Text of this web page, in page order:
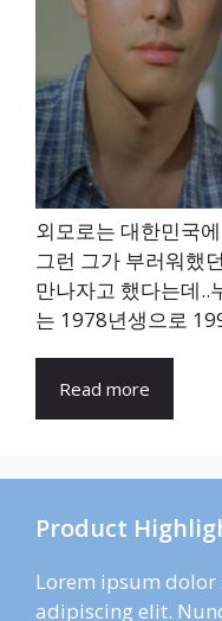
외모로는 대한민국
그런 그가 부러워했
만나자고 했다는데..
는 1978년생으로
Read more
Product
Lorem ipsum dolor
adipiscing elit.